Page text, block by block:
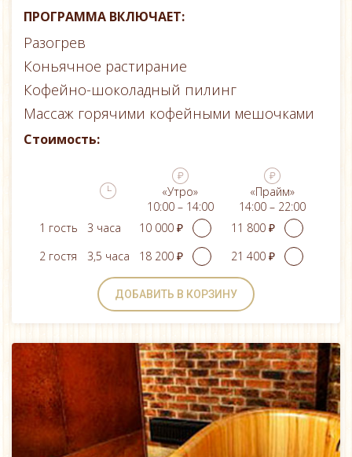
ПРОГРАММА ВКЛЮЧАЕТ:
Разогрев
Коньячное растирание
Кофейно-шоколадный пилинг
Массаж горячими кофейными мешочками
Стоимость:
«Утро»
10:00 – 14:00
«Прайм»
14:00 – 22:00
1 гость
3 часа 10 000 ₽
11 800 ₽
2 гостя
3,5 часа 18 200 ₽ 21 400 ₽
ДОБАВИТЬ В КОРЗИНУ